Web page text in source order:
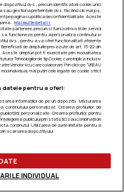
dvs., precum identificatorii cookie unici
gestiona preferințele dvs. făcând clic mai jos,
pe pagina cu politica de confidențialitate. Aceste
Mai multe detalii
partenere, precum si furnizorii nostri de servicii
sa functioneze, pentru a personaliza continutul si
dvs., pentru a va oferi functionalitati aferente
de drepturile prevazute de art. 15-22 din
Aceste drepturi pot fi exercitate prin modalitatea
Tehnologiilor de tip Cookie, care implica inclusiv
Vendor-ii cu care colaboram. Prin click pe “VREAU
mod individual, mai putin cele legate de cookie strict
pentru a oferi:
informațiilor de pe un dispozitiv. Măsurarea
conținutului personalizat. Crearea profilurilor de
personalizate. Crearea profilurilor pentru
publicului prin statistici sau combinații de
conținutul. Utilizarea de date limitate pentru a
scanarea dispozitivului.
INDIVIDUAL